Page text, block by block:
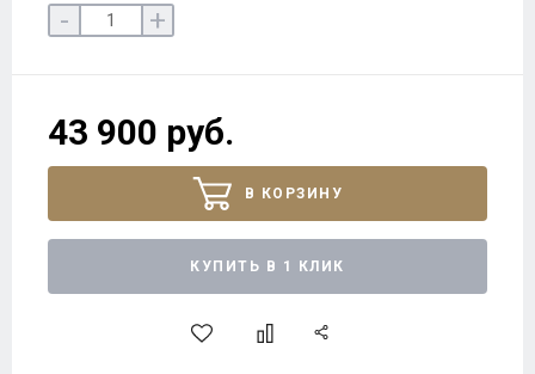
- +
43 900 руб.
В КОРЗИНУ
КУПИТЬ В 1 КЛИК